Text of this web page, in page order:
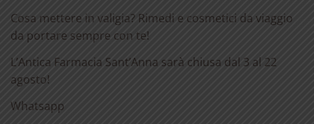
Cosa mettere in valigia? Rimedi e cosmetici da viaggio
da portare sempre con te!
L’Antica Farmacia Sant’Anna sarà chiusa dal 3 al 22
agosto!
Whatsapp